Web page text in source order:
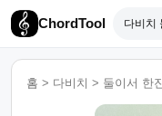
ChordTool
홈 > 다비치 > 둘이서 한